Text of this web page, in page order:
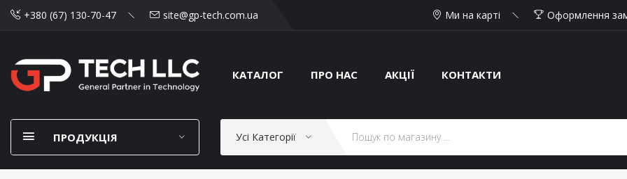
+380 (67) 130-70-47 site@gp-tech.com.ua Ми на карті Оформлення
КАТАЛОГ ПРО НАС АКЦІЇ КОНТАКТИ
ПРОДУКЦІЯ Усі Категорії